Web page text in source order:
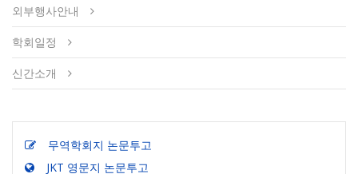
외부행사안내
학회일정
신간소개
무역학회지 논문투고
JKT 영문지 논문투고